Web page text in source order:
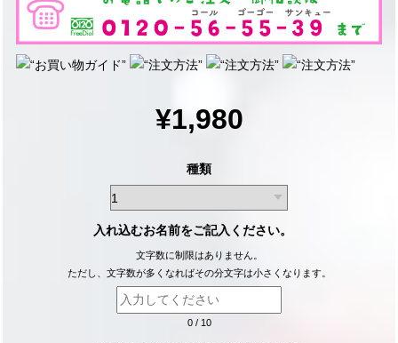
¥1,980
種類
入れ込むお名前をご記入ください。
文字数に制限はありません。
ただし、文字数が多くなればその分文字は小さくなります。
0/ 10